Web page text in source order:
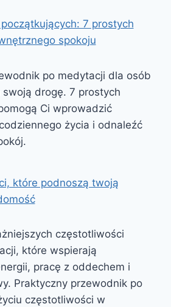
7 prostych
spokoju
po medytacji dla osób
swoją drogę. 7 prostych
Ci wprowadzić
życia i odnaleźć
które podnoszą twoją
częstotliwości
które wspierają
pracę z oddechem i
Praktyczny przewodnik po
częstotliwości w